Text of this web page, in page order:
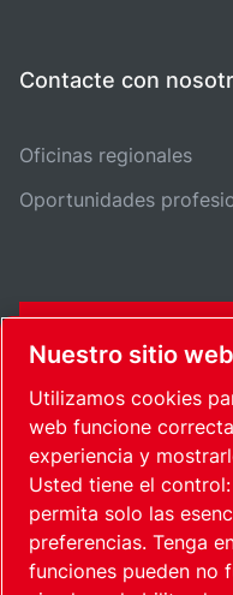
Contacte con
Oficinas regionales
Oportunidades
Mapa del sitio
Nuestro sitio
Utilizamos cookies
web funcione
experiencia y
Usted tiene el
permita solo las
preferencias. Tenga
funciones pueden no